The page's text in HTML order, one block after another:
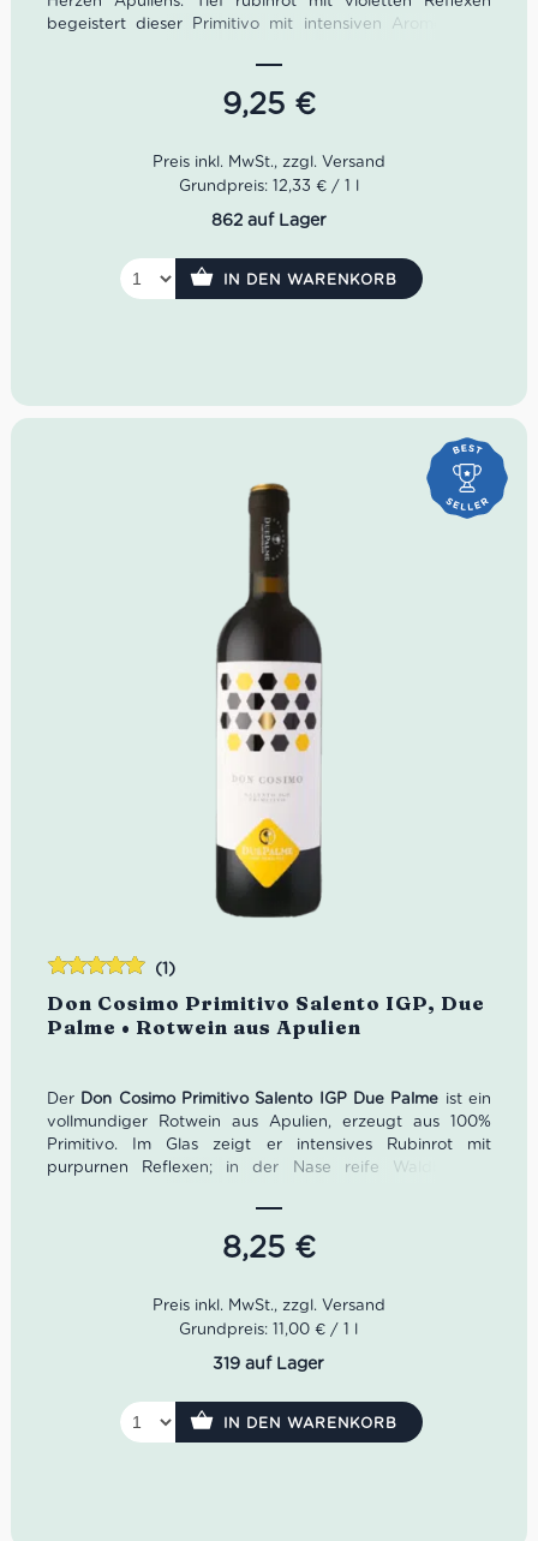
begeistert dieser Primitivo mit intensiven Aromen von
feinen Tabaknoten. Am Gaumen zeigt er sich vollmundig,
weich und samtig mit harmonischen Tanninen und
mediterraner Wärme – ein authentischer Primitivo di
Tiefes Rubinrot mit violetten Reflexen
Vollmundig, weich, reichhaltig, samtige
Rebsorte: 100 % Primitivo
Herkunft:Manduria, Apulien
9,25 €
Grundpreis: 12,33 € / 1 l
862 auf Lager
IN DEN WARENKORB
Don Cosimo Primitivo Salento IGP, Due
Palme • Rotwein aus Apulien
(1)
Der Don Cosimo Primitivo Salento IGP Due Palme ist ein
vollmundiger Rotwein aus Apulien, erzeugt aus 100%
Primitivo. Im Glas zeigt er intensives Rubinrot mit
purpurnen Reflexen; in der Nase reife Waldbeeren,
Am Gaumen wirkt er samtig, rund und körperreich – ideal
zu Braten, Wild, gereiftem Käse, Ragù, Lasagne, Pasta al
Forno und kräftiger mediterraner Küche.
8,25 €
mit5.00von
5
Grundpreis: 11,00 € / 1 l
319 auf Lager
IN DEN WARENKORB